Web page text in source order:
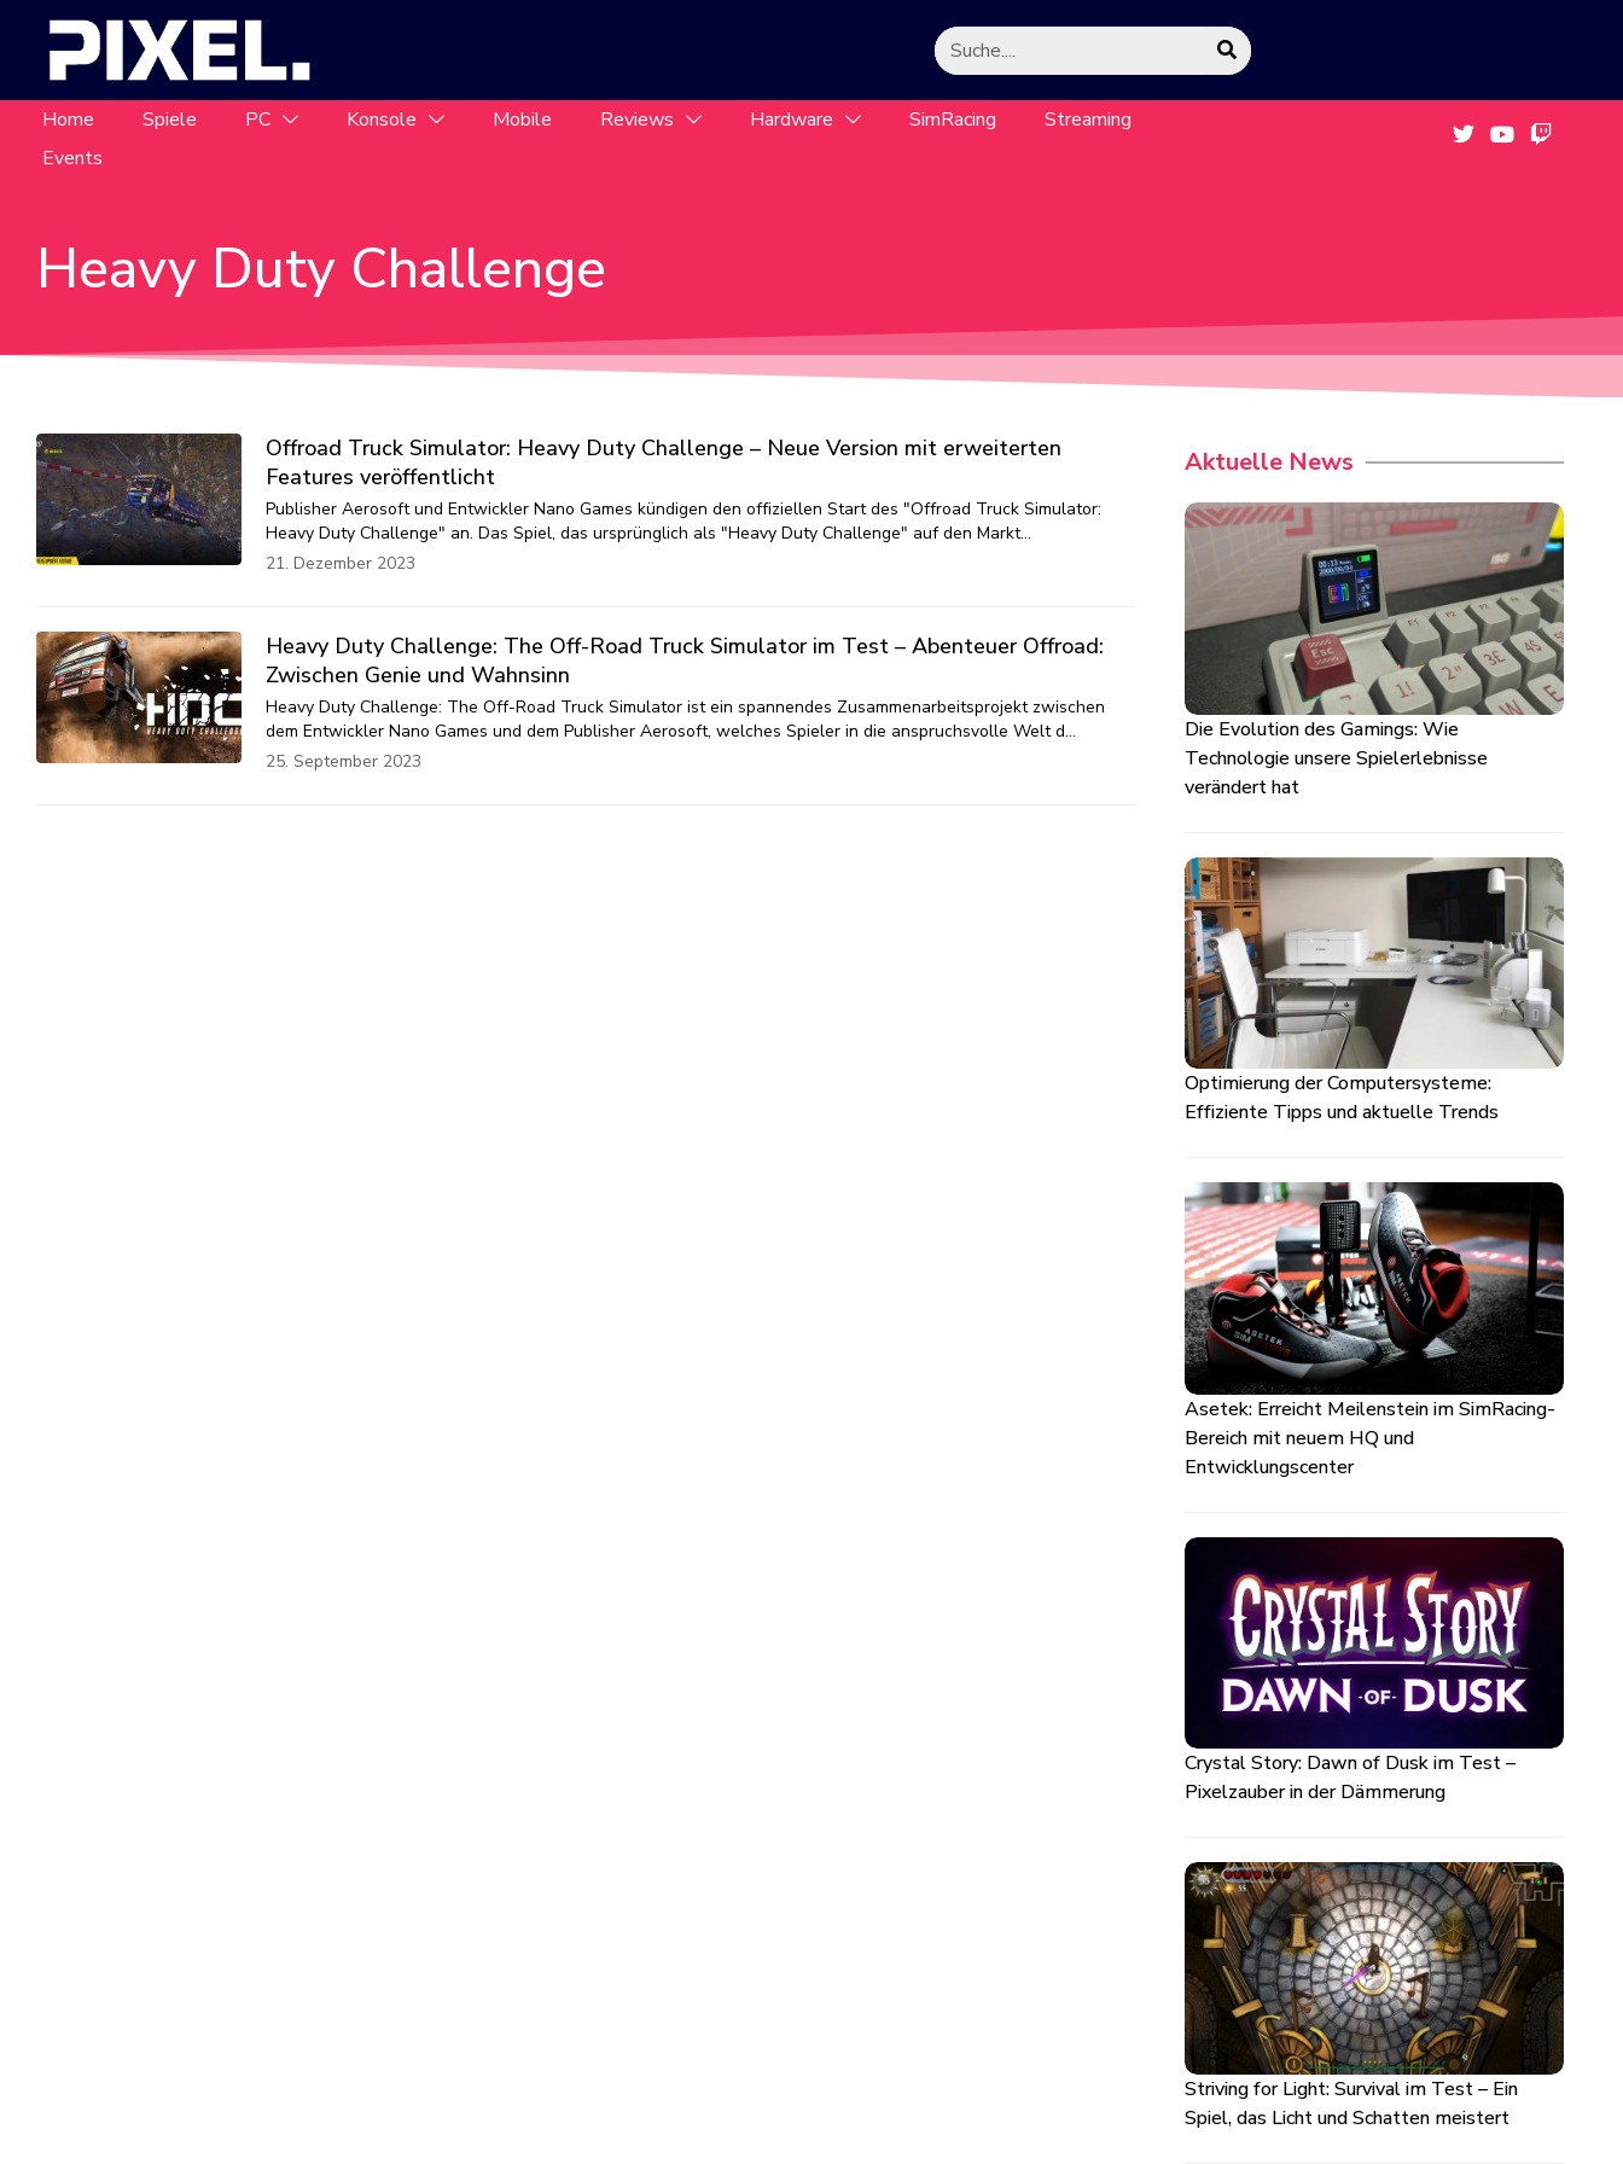
Home Spiele PC Konsole Mobile Reviews Hardware SimRacing
Streaming
Events
Heavy Duty Challenge
Offroad Truck Simulator: Heavy Duty Challenge – Neue Version mit erweiterten
Features veröffentlicht
Publisher Aerosoft und Entwickler Nano Games kündigen den offiziellen Start des "Offroad Truck Simulator:
Heavy Duty Challenge" an. Das Spiel, das ursprünglich als "Heavy Duty Challenge" auf den Markt…
21. Dezember 2023
Heavy Duty Challenge: The Off-Road Truck Simulator im Test – Abenteuer Offroad:
Zwischen Genie und Wahnsinn
Heavy Duty Challenge: The Off-Road Truck Simulator ist ein spannendes Zusammenarbeitsprojekt zwischen
dem Entwickler Nano Games und dem Publisher Aerosoft, welches Spieler in die anspruchsvolle Welt d…
25. September 2023
Aktuelle News
Die Evolution des Gamings: Wie
Technologie unsere Spielerlebnisse
verändert hat
Optimierung der Computersysteme:
Effiziente Tipps und aktuelle Trends
Asetek: Erreicht Meilenstein im SimRacing-
Bereich mit neuem HQ und
Entwicklungscenter
Crystal Story: Dawn of Dusk im Test –
Pixelzauber in der Dämmerung
Striving for Light: Survival im Test – Ein
Spiel, das Licht und Schatten meistert